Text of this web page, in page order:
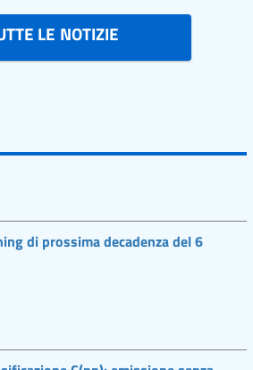
LE NOTIZIE
di prossima decadenza del 6